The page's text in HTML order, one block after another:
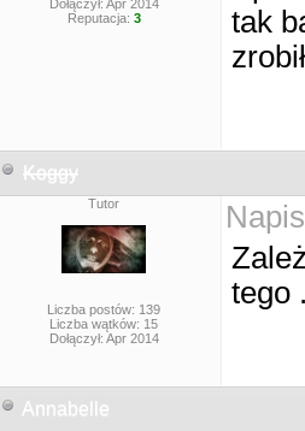
Dołączył: Apr 2014
Reputacja: 3
tak
Koggy
Tutor
Liczba postów: 139
Liczba wątków: 15
Dołączył: Apr 2014
tego
Annabelle